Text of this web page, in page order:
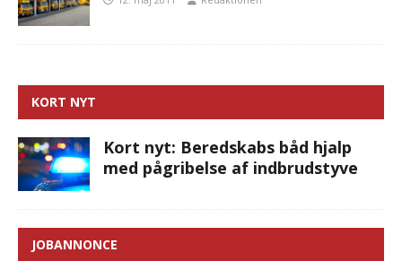
KORT NYT
Kort nyt: Beredskabs båd hjalp
med pågribelse af indbrudstyve
JOBANNONCE